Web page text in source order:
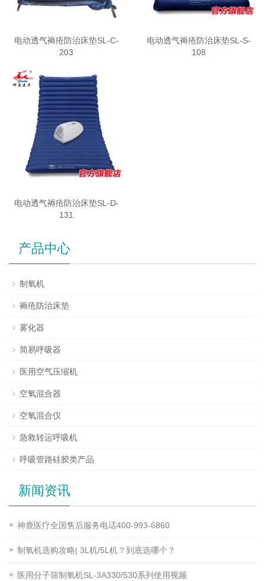
电动透气褥疮防治床垫SL-C-
203
电动透气褥疮防治床垫SL-S-
108
电动透气褥疮防治床垫SL-D-
131
产品中心
制氧机
褥疮防治床垫
雾化器
简易呼吸器
医用空气压缩机
空氧混合器
空氧混合仪
急救转运呼吸机
呼吸管路硅胶类产品
新闻资讯
神鹿医疗全国售后服务电话400-993-6860
制氧机选购攻略| 3L机/5L机？到底选哪个？
医用分子筛制氧机SL-3A330/530系列使用视频